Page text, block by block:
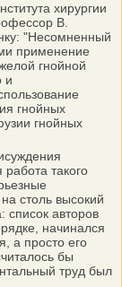
хирургии
В.
"Несомненный
применение
гнойной
и
гнойных
гнойных
такого
столь высокий
список авторов
начинался
а просто его
бы
труд был